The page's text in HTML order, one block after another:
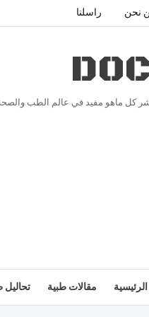
نحن راسلنا
كل ماهو مفيد في عالم الطب
مقالات طبية تحاليل